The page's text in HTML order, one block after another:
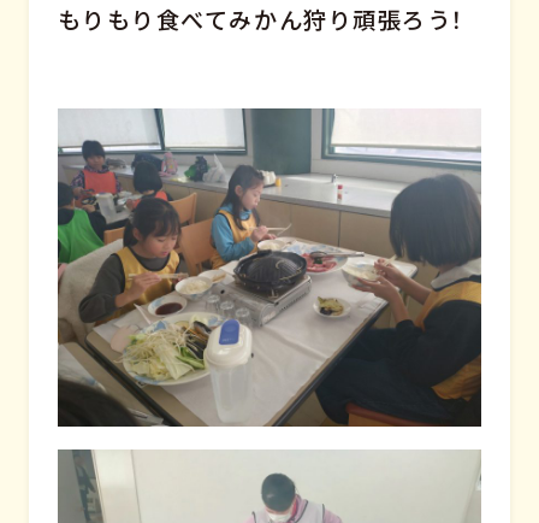
もりもり食べてみかん狩り頑張ろう！